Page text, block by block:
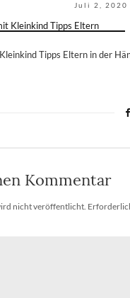
Juli 2, 2020
Tipps Eltern in der
Kommentar
nicht veröffentlicht.